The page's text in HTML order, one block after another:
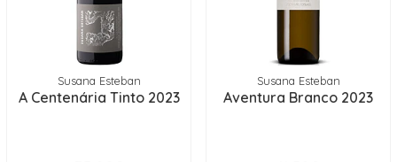
Susana Esteban
A Centenária Tinto 2023
Susana Esteban
Aventura Branco 2023